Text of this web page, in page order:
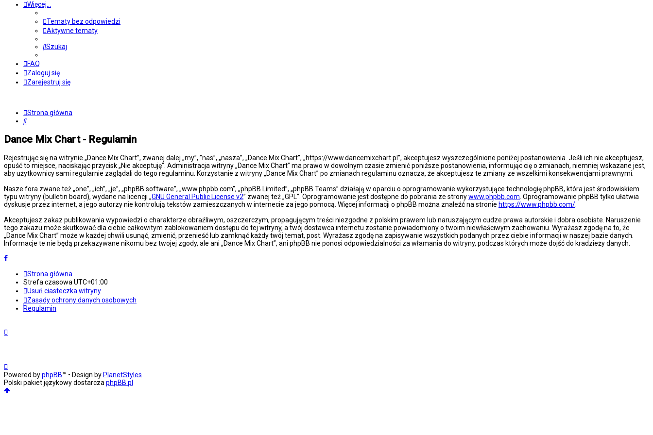
Więcej…
Tematy bez odpowiedzi
Aktywne tematy
Szukaj
FAQ
Zaloguj się
Zarejestruj się
Strona główna
Szukaj
Dance Mix Chart - Regulamin
Rejestrując się na witrynie „Dance Mix Chart”, zwanej dalej „my”, ”nas”, „nasza”, „Dance Mix Chart”, „https://www.dancemixchart.pl”, akceptujesz wyszczególnione poniżej postanowienia. Jeśli ich nie akceptujesz,
opuść to miejsce, naciskając przycisk „Nie akceptuję”. Administracja witryny „Dance Mix Chart” ma prawo w dowolnym czasie zmienić poniższe postanowienia, informując cię o zmianach, niemniej wskazane jest,
aby użytkownicy sami regularnie zaglądali do tego regulaminu. Korzystanie z witryny „Dance Mix Chart” po zmianach regulaminu oznacza, że akceptujesz te zmiany ze wszelkimi konsekwencjami prawnymi.
Nasze fora zwane też „one”, „ich”, „je”, „phpBB software”, „www.phpbb.com”, „phpBB Limited”, „phpBB Teams” działają w oparciu o oprogramowanie wykorzystujące technologię phpBB, która jest środowiskiem
typu witryny (bulletin board), wydane na licencji „GNU General Public License v2” zwanej też „GPL”. Oprogramowanie jest dostępne do pobrania ze stronywww.phpbb.com . Oprogramowanie phpBB tylko ułatwia
dyskusje przez internet, a jego autorzy nie kontrolują tekstów zamieszczanych w internecie za jego pomocą. Więcej informacji o phpBB można znaleźć na stronie https://www.phpbb.com/
Akceptujesz zakaz publikowania wypowiedzi o charakterze obraźliwym, oszczerczym, propagującym treści niezgodne z polskim prawem lub naruszającym cudze prawa autorskie i dobra osobiste. Naruszenie
tego zakazu może skutkować dla ciebie całkowitym zablokowaniem dostępu do tej witryny, a twój dostawca internetu zostanie powiadomiony o twoim niewłaściwym zachowaniu. Wyrażasz zgodę na to, że
„Dance Mix Chart” może w każdej chwili usunąć, zmienić, przenieść lub zamknąć każdy twój temat, post. Wyrażasz zgodę na zapisywanie wszystkich podanych przez ciebie informacji w naszej bazie danych.
Informacje te nie będą przekazywane nikomu bez twojej zgody, ale ani „Dance Mix Chart”, ani phpBB nie ponosi odpowiedzialności za włamania do witryny, podczas których może dojść do kradzieży danych.
Strona główna
Strefa czasowa UTC+01:00
Usuń ciasteczka witryny
Zasady ochrony danych osobowych
Regulamin
Powered byphpBB™ • Design byPlanetStyles
Polski pakiet językowy dostarcza phpBB.pl